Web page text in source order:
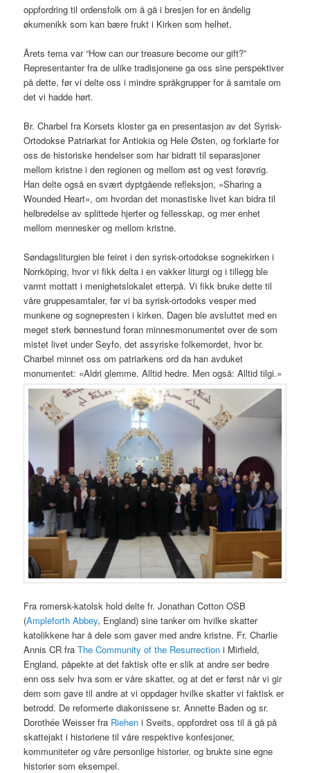
oppfordring til ordensfolk om å gå i bresjen for en åndelig
økumenikk som kan bære frukt i Kirken som helhet.
Årets tema var “How can our treasure become our gift?”
Representanter fra de ulike tradisjonene ga oss sine perspektiver
på dette, før vi delte oss i mindre språkgrupper for å samtale om
det vi hadde hørt.
Br. Charbel fra Korsets kloster ga en presentasjon av det Syrisk-
Ortodokse Patriarkat for Antiokia og Hele Østen, og forklarte for
oss de historiske hendelser som har bidratt til separasjoner
mellom kristne i den regionen og mellom øst og vest forøvrig.
Han delte også en svært dyptgående refleksjon, «Sharing a
Wounded Heart», om hvordan det monastiske livet kan bidra til
helbredelse av splittede hjerter og fellesskap, og mer enhet
mellom mennesker og mellom kristne.
Søndagsliturgien ble feiret i den syrisk-ortodokse sognekirken i
Norrköping, hvor vi fikk delta i en vakker liturgi og i tillegg ble
varmt mottatt i menighetslokalet etterpå. Vi fikk bruke dette til
våre gruppesamtaler, før vi ba syrisk-ortodoks vesper med
munkene og sognepresten i kirken. Dagen ble avsluttet med en
meget sterk bønnestund foran minnesmonumentet over de som
mistet livet under Seyfo, det assyriske folkemordet, hvor br.
Charbel minnet oss om patriarkens ord da han avduket
monumentet: «Aldri glemme. Alltid hedre. Men også: Alltid tilgi.»
Fra romersk-katolsk hold delte fr. Jonathan Cotton OSB
(Ampleforth Abbey, England) sine tanker om hvilke skatter
katolikkene har å dele som gaver med andre kristne. Fr. Charlie
Annis CR fraThe Community of the Resurrection i Mirfield,
England, påpekte at det faktisk ofte er slik at andre ser bedre
enn oss selv hva som er våre skatter, og at det er først når vi gir
dem som gave til andre at vi oppdager hvilke skatter vi faktisk er
betrodd. De reformerte diakonissene sr. Annette Baden og sr.
Dorothée Weisser fra Riehen i Sveits, oppfordret oss til å gå på
skattejakt i historiene til våre respektive konfesjoner,
kommuniteter og våre personlige historier, og brukte sine egne
historier som eksempel.